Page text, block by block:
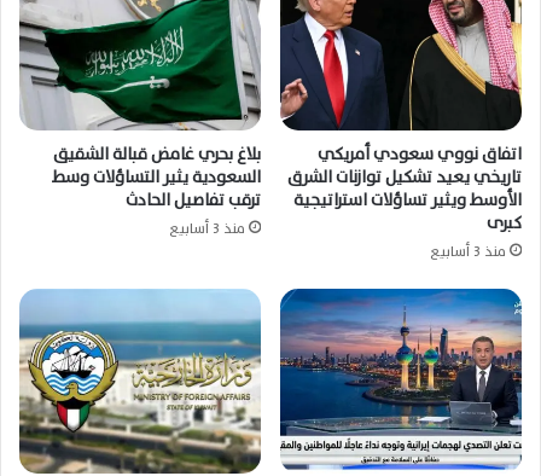
اتفاق نووي سعودي أمريكي
تاريخي يعيد تشكيل توازنات الشرق
الأوسط ويثير تساؤلات استراتيجية
كبرى
منذ 3 أسابيع
بلاغ بحري غامض قبالة الشقيق
السعودية يثير التساؤلات وسط
ترقب تفاصيل الحادث
منذ 3 أسابيع